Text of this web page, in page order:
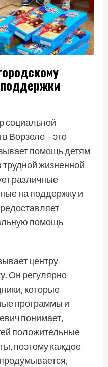
социальной
Ворзеле – это
помощь детям
жизненной
различные
на поддержку и
помощь
центру
Он регулярно
которые
программы и
понимает,
положительные
поэтому каждое